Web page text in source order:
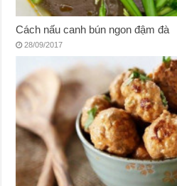
Cách nấu canh bún ngon đậm đà
28/09/2017